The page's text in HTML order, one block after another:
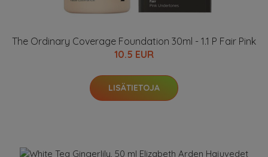
The Ordinary Coverage Foundation 30ml - 1.1 P Fair Pink
10.5 EUR
LISÄTIETOJA